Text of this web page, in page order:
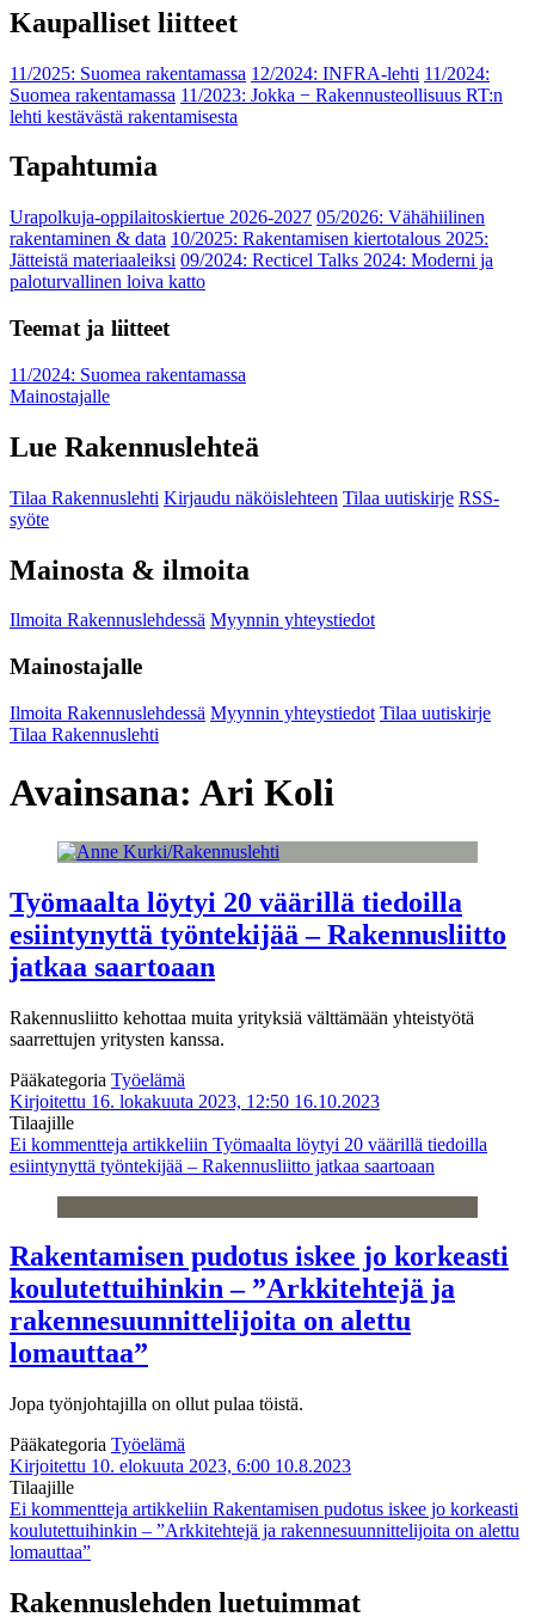
Kaupalliset liitteet
11/2025: Suomea rakentamassa 12/2024: INFRA-lehti 11/2024:
Suomea rakentamassa 11/2023: Jokka − Rakennusteollisuus RT:n
lehti kestävästä rakentamisesta
Tapahtumia
Urapolkuja-oppilaitoskiertue 2026-2027 05/2026: Vähähiilinen
rakentaminen & data 10/2025: Rakentamisen kiertotalous 2025:
Jätteistä materiaaleiksi 09/2024: Recticel Talks 2024: Moderni ja
paloturvallinen loiva katto
Teemat ja liitteet
11/2024: Suomea rakentamassa
Mainostajalle
Lue Rakennuslehteä
Tilaa Rakennuslehti Kirjaudu näköislehteen Tilaa uutiskirje RSS-
syöte
Mainosta & ilmoita
Ilmoita Rakennuslehdessä Myynnin yhteystiedot
Mainostajalle
Ilmoita Rakennuslehdessä Myynnin yhteystiedot Tilaa uutiskirje
Tilaa Rakennuslehti
Avainsana: Ari Koli
Työmaalta löytyi 20 väärillä tiedoilla
esiintynyttä työntekijää – Rakennusliitto
jatkaa saartoaan
Rakennusliitto kehottaa muita yrityksiä välttämään yhteistyötä
saarrettujen yritysten kanssa.
Pääkategoria Työelämä
Kirjoitettu 16. lokakuuta 2023, 12:50 16.10.2023
Tilaajille
Ei kommentteja artikkeliin Työmaalta löytyi 20 väärillä tiedoilla
esiintynyttä työntekijää – Rakennusliitto jatkaa saartoaan
Rakentamisen pudotus iskee jo korkeasti
koulutettuihinkin – ”Arkkitehtejä ja
rakennesuunnittelijoita on alettu
lomauttaa”
Jopa työnjohtajilla on ollut pulaa töistä.
Pääkategoria Työelämä
Kirjoitettu 10. elokuuta 2023, 6:00 10.8.2023
Tilaajille
Ei kommentteja artikkeliin Rakentamisen pudotus iskee jo korkeasti
koulutettuihinkin – ”Arkkitehtejä ja rakennesuunnittelijoita on alettu
lomauttaa”
Rakennuslehden luetuimmat